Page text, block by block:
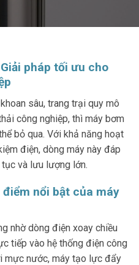
pháp tối ưu cho
sâu, trang trại quy mô
công nghiệp, thì máy bơm
bỏ qua. Với khả năng hoạt
điện, dòng máy này đáp
và lưu lượng lớn.
nổi bật của máy
nhờ dòng điện xoay chiều
tiếp vào hệ thống điện công
mực nước, máy tạo lực đẩy